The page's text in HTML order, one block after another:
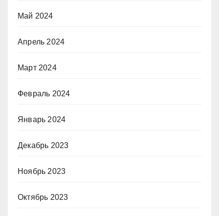
Май 2024
Апрель 2024
Март 2024
Февраль 2024
Январь 2024
Декабрь 2023
Ноябрь 2023
Октябрь 2023